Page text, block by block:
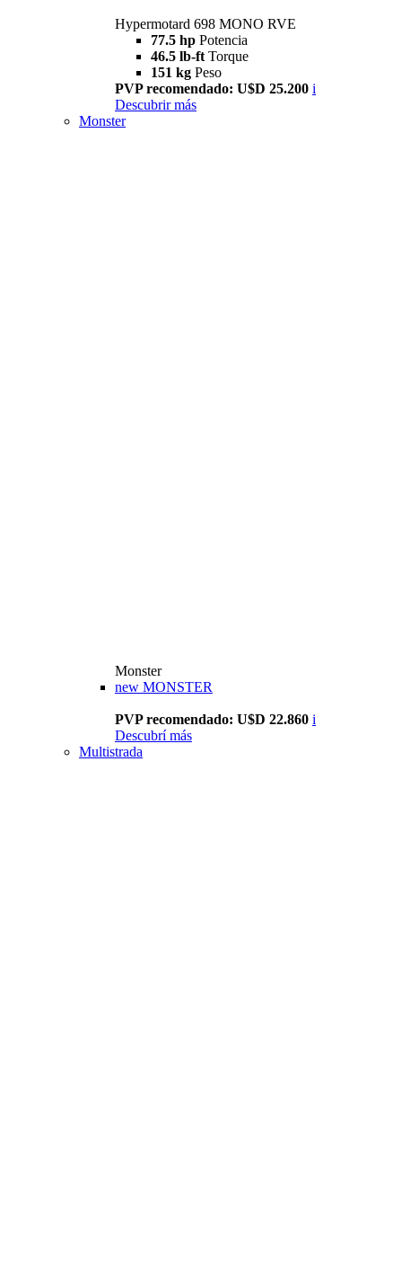
Hypermotard 698 MONO RVE
77.5 hp Potencia
46.5 lb-ft Torque
151 kg Peso
PVP recomendado: U$D 25.200 i
Descubrir más
Monster
Monster
new MONSTER
PVP recomendado: U$D 22.860 i
Descubrí más
Multistrada